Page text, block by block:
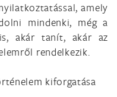
amely
mindenki, még a
akár tanít, akár az
rendelkezik.
kiforgatása